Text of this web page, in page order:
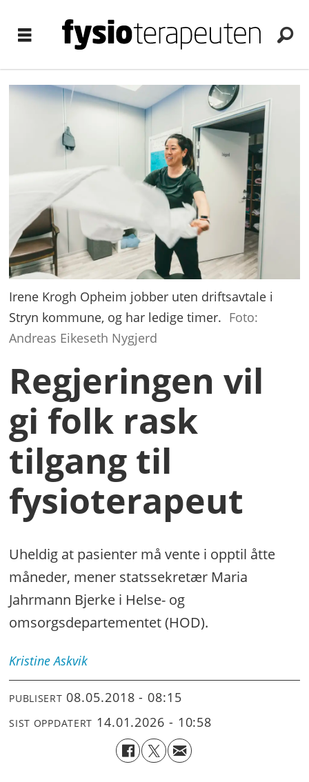
Irene Krogh Opheim jobber uten driftsavtale i
Stryn kommune, og har ledige timer. Foto:
Andreas Eikeseth Nygjerd
Regjeringen vil
gi folk rask
tilgang til
fysioterapeut
Uheldig at pasienter må vente i opptil åtte
måneder, mener statssekretær Maria
Jahrmann Bjerke i Helse- og
omsorgsdepartementet (HOD).
Kristine Askvik
PUBLISERT 08.05.2018 - 08:15
SIST OPPDATERT 14.01.2026 - 10:58